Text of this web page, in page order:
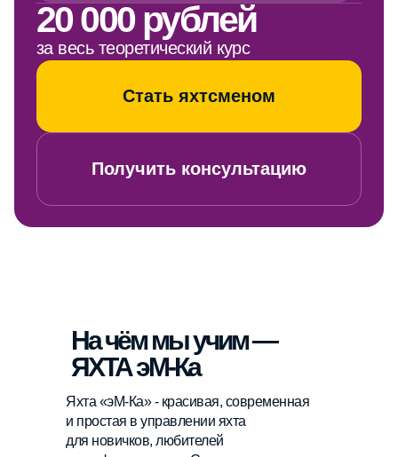
Стать яхтсменом
Яхта «эМ‑Ка» - красивая, современная
и простая в управлении яхта
для новичков, любителей
На чём мы учим —
ЯХТА эМ-Ка